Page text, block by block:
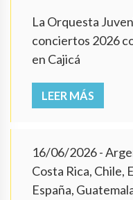
La Orquesta
conciertos 2026
en Cajicá
LEER MÁS
16/06/2026-
Costa Rica, Chile,
España,